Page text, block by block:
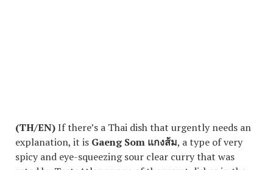
(TH/EN)If there’s a Thai dish that urgently needs an
explanation, it is Gaeng Som แกงส้ม, a type of very
spicy and eye-squeezing sour clear curry that was